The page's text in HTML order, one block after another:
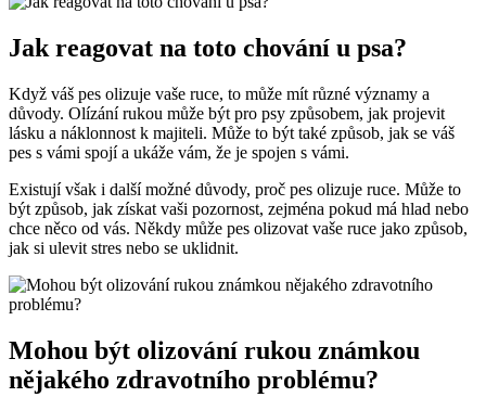
Jak reagovat na ⁣toto chování u​ psa?
Když váš pes olizuje⁣ vaše ⁤ruce, to‍ může ​mít různé významy a
důvody. Olízání rukou​ může být ​pro psy způsobem, jak‌ projevit
lásku a náklonnost k majiteli. Může to být ⁤také způsob, jak ⁢se váš⁤
pes ‍s vámi spojí a ukáže ‍vám, že je spojen s vámi.
Existují však‍ i další ⁤možné důvody,⁢ proč pes olizuje⁣ ruce. Může to
být způsob, jak získat vaši pozornost, zejména pokud⁣ má‌ hlad nebo
chce něco od vás. ⁣Někdy může‍ pes olizovat vaše ruce jako způsob,
jak si ulevit stres nebo se ⁢uklidnit.
Mohou být olizování rukou ⁤známkou
nějakého zdravotního problému?